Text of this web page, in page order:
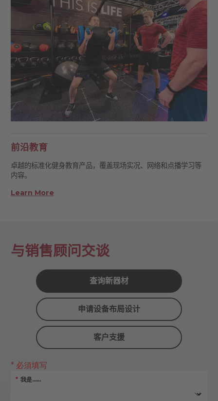
前沿教育
卓越的标准化健身教育产品，覆盖现场实况、网络和点播学习等
内容。
Learn More
与销售顾问交谈
查询新器材
申请设备布局设计
客户支援